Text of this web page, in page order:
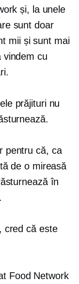
și, la unele
sunt doar
mii și sunt mai
vindem cu
prăjituri nu
pentru că, ca
de o mireasă
în
cred că este
Food Network